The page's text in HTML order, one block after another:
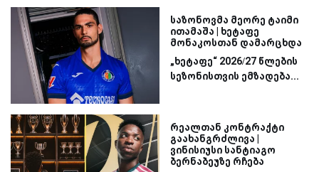
საზონოვმა მეორე ტაიმი
ითამაშა | ხეტაფე
მონაკოსთან დამარცხდა
„ხეტაფე“ 2026/27 წლების
სეზონისთვის ემზადება...
რეალთან კონტრაქტი
გაახანგრძლივა |
ვინისიუსი სანტიაგო
ბერნაბეუზე რჩება